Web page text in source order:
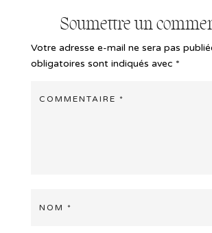
Soumettre un
Votre adresse e-mail ne sera pas
obligatoires sont indiqués avec *